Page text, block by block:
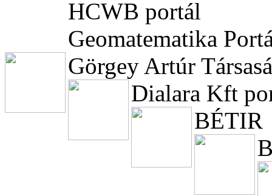
HCWB portál
Geomatematika
Görgey Artúr
Dialara Kft
BÉTIR